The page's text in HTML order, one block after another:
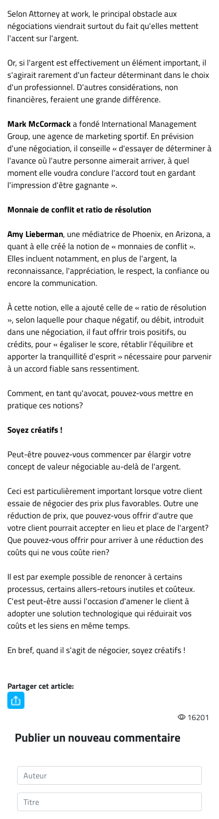
Page
entreprises
Publier
emploi
Publicité
Solutions de
recrutements
TROUVEZ-
NOUS
Nous
joindre
À
Infolettre
S’abonner
FAQ
Politique de
confidentialité
Selon Attorney at work, le principal obstacle aux
négociations viendrait surtout du fait qu'elles mettent
l'accent sur l'argent.
Or, si l'argent est effectivement un élément important, il
s'agirait rarement d'un facteur déterminant dans le choix
d'un professionnel. D'autres considérations, non
financières, feraient une grande différence.
Mark McCormacka fondé International Management
Group, une agence de marketing sportif. En prévision
d'une négociation, il conseille « d'essayer de déterminer à
l'avance où l'autre personne aimerait arriver, à quel
moment elle voudra conclure l'accord tout en gardant
l'impression d'être gagnante ».
Monnaie de conflit et ratio de résolution
Amy Lieberman, une médiatrice de Phoenix, en Arizona, a
quant à elle créé la notion de « monnaies de conflit ».
Elles incluent notamment, en plus de l'argent, la
reconnaissance, l'appréciation, le respect, la confiance ou
encore la communication.
À cette notion, elle a ajouté celle de « ratio de résolution
», selon laquelle pour chaque négatif, ou débit, introduit
dans une négociation, il faut offrir trois positifs, ou
crédits, pour « égaliser le score, rétablir l'équilibre et
apporter la tranquillité d'esprit » nécessaire pour parvenir
à un accord fiable sans ressentiment.
Comment, en tant qu'avocat, pouvez-vous mettre en
pratique ces notions?
Soyez créatifs !
Peut-être pouvez-vous commencer par élargir votre
concept de valeur négociable au-delà de l'argent.
Ceci est particulièrement important lorsque votre client
essaie de négocier des prix plus favorables. Outre une
réduction de prix, que pouvez-vous offrir d'autre que
votre client pourrait accepter en lieu et place de l'argent?
Que pouvez-vous offrir pour arriver à une réduction des
coûts qui ne vous coûte rien?
Il est par exemple possible de renoncer à certains
processus, certains allers-retours inutiles et coûteux.
C'est peut-être aussi l'occasion d'amener le client à
adopter une solution technologique qui réduirait vos
coûts et les siens en même temps.
En bref, quand il s'agit de négocier, soyez créatifs !
Partager cet article:
16201
Publier un nouveau commentaire